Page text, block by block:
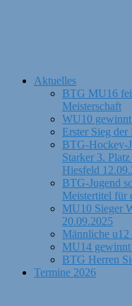
Aktuelles
BTG MU16
Meisterschaft
WU10 gewinnt
Erster Sieg
BTG-Hockey-
Starker 3.
Hiesfeld
BTG-Jugend
Meistertitel für
MU10 Sieger
20.09.2025
Männliche
MU14 gewinnt
BTG Herren
Termine 2026